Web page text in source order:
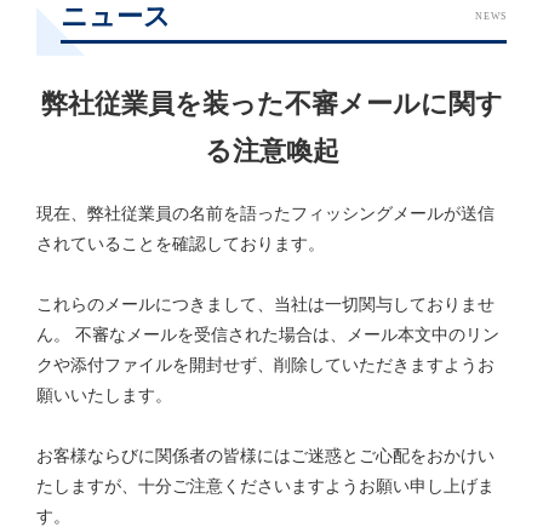
ニュース NEWS
弊社従業員を装った不審メールに関す
る注意喚起
現在、弊社従業員の名前を語ったフィッシングメールが送信
されていることを確認しております。
これらのメールにつきまして、当社は一切関与しておりませ
ん。 不審なメールを受信された場合は、メール本文中のリン
クや添付ファイルを開封せず、削除していただきますようお
願いいたします。
お客様ならびに関係者の皆様にはご迷惑とご心配をおかけい
たしますが、十分ご注意くださいますようお願い申し上げま
す。